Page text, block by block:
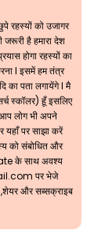
रहस्यों को उजागर
जरूरी है हमारा देश
होगा रहस्यों का
l इसमें हम तंत्र
का पता लगायेंगे l मै
स्कॉलर) हूँ इसलिए
आप लोग भी अपने
यहाँ पर साझा करें
को संबोधित और
के साथ अवश्य
पर भेजे
और सब्सक्राइब